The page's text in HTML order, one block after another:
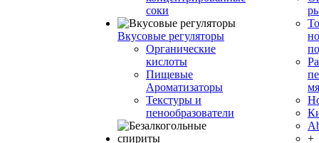
соки
Вкусовые регуляторы
Органические
кислоты
Пищевые
Ароматизаторы
Текстуры и
пенообразователи
+